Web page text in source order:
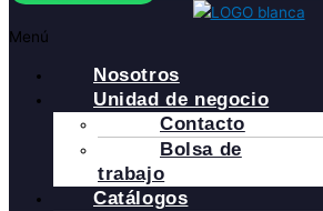
Menú
Nosotros
Unidad de negocio
Contacto
Bolsa de
trabajo
Catálogos